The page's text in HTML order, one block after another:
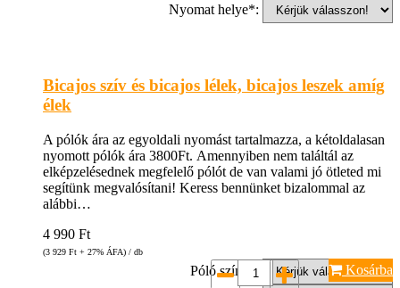
Nyomat helye*:
Bicajos szív és bicajos lélek, bicajos leszek amíg
élek
A pólók ára az egyoldali nyomást tartalmazza, a kétoldalasan
nyomott pólók ára 3800Ft. Amennyiben nem találtál az
elképzelésednek megfelelő pólót de van valami jó ötleted mi
segítünk megvalósítani! Keress bennünket bizalommal az
alábbi…
4 990 Ft
(3 929 Ft + 27% ÁFA) / db
Póló színe*:
Kosárba